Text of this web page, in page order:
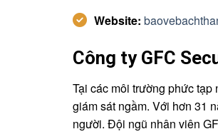
Website:
Công ty GFC
Tại các môi trường phức
giám sát ngầm. Với hơn 31
người. Đội ngũ nhân viên